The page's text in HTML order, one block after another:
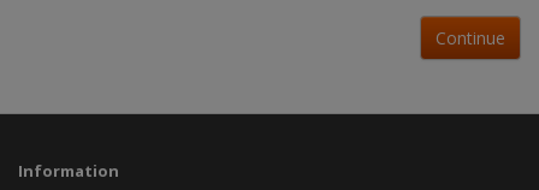
Continue
Information